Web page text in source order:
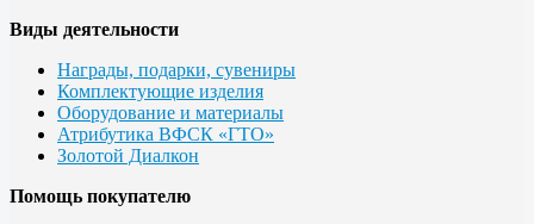
Виды деятельности
Награды, подарки, сувениры
Комплектующие изделия
Оборудование и материалы
Атрибутика ВФСК «ГТО»
Золотой Диалкон
Помощь покупателю